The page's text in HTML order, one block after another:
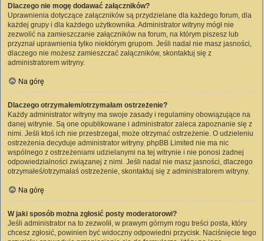
Dlaczego nie mogę dodawać załączników?
Uprawnienia dotyczące załączników są przydzielane dla każdego forum, dla
każdej grupy i dla każdego użytkownika. Administrator witryny mógł nie
zezwolić na zamieszczanie załączników na forum, na którym piszesz lub
przyznał uprawnienia tylko niektórym grupom. Jeśli nadal nie masz jasności,
dlaczego nie możesz zamieszczać załączników, skontaktuj się z
administratorem witryny.
Na górę
Dlaczego otrzymałem/otrzymałam ostrzeżenie?
Każdy administrator witryny ma swoje zasady i regulaminy obowiązujące na
danej witrynie. Są one opublikowane i administrator zaleca zapoznanie się z
nimi. Jeśli ktoś ich nie przestrzegał, może otrzymać ostrzeżenie. O udzieleniu
ostrzeżenia decyduje administrator witryny. phpBB Limited nie ma nic
wspólnego z ostrzeżeniami udzielanymi na tej witrynie i nie ponosi żadnej
odpowiedzialności związanej z nimi. Jeśli nadal nie masz jasności, dlaczego
otrzymałeś/otrzymałaś ostrzeżenie, skontaktuj się z administratorem witryny.
Na górę
W jaki sposób można zgłosić posty moderatorowi?
Jeśli administrator na to zezwolił, w prawym górnym rogu treści posta, który
chcesz zgłosić, powinien być widoczny odpowiedni przycisk. Naciśnięcie tego